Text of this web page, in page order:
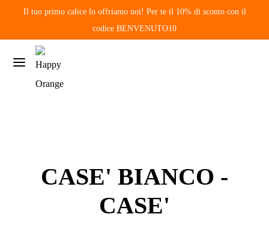
Il tuo primo calice lo offriamo noi! Per te il 10% di sconto con il
codice BENVENUTO10
CASE' BIANCO -
CASE'